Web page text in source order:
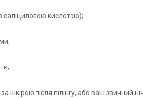
саліциловою кислотою);
шкірою після пілінгу, або ваш звичний